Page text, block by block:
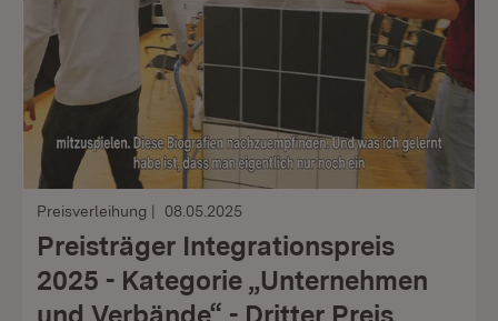
Preisverleihung 08.05.2025
Preisträger Integrationspreis
2025 - Kategorie „Unternehmen